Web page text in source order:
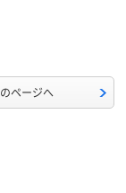
ページへ